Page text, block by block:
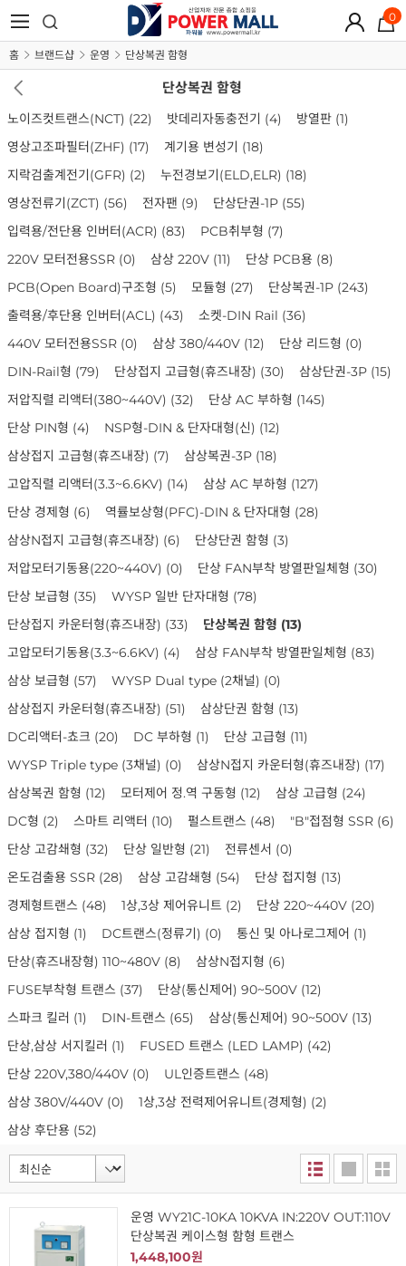
0
홈 브랜드샵 운영 단상복권 함형
단상복권 함형
노이즈컷트랜스(NCT) (22) 밧데리자동충전기 (4) 방열판 (1)
영상고조파필터(ZHF) (17) 계기용 변성기 (18)
지락검출계전기(GFR) (2) 누전경보기(ELD,ELR) (18)
영상전류기(ZCT) (56) 전자팬 (9) 단상단권-1P (55)
입력용/전단용 인버터(ACR) (83) PCB취부형 (7)
220V 모터전용SSR (0) 삼상 220V (11) 단상 PCB용 (8)
PCB(Open Board)구조형 (5) 모듈형 (27) 단상복권-1P (243)
출력용/후단용 인버터(ACL) (43) 소켓-DIN Rail (36)
440V 모터전용SSR (0) 삼상 380/440V (12) 단상 리드형 (0)
DIN-Rail형 (79) 단상접지 고급형(휴즈내장) (30) 삼상단권-3P (15)
저압직렬 리액터(380~440V) (32) 단상 AC 부하형 (145)
단상 PIN형 (4) NSP형-DIN & 단자대형(신) (12)
삼상접지 고급형(휴즈내장) (7) 삼상복권-3P (18)
고압직렬 리액터(3.3~6.6KV) (14) 삼상 AC 부하형 (127)
단상 경제형 (6) 역률보상형(PFC)-DIN & 단자대형 (28)
삼상N접지 고급형(휴즈내장) (6) 단상단권 함형 (3)
저압모터기동용(220~440V) (0) 단상 FAN부착 방열판일체형 (30)
단상 보급형 (35) WYSP 일반 단자대형 (78)
단상접지 카운터형(휴즈내장) (33) 단상복권 함형 (13)
고압모터기동용(3.3~6.6KV) (4) 삼상 FAN부착 방열판일체형 (83)
삼상 보급형 (57) WYSP Dual type (2채널) (0)
삼상접지 카운터형(휴즈내장) (51) 삼상단권 함형 (13)
DC리액터-쵸크 (20) DC 부하형 (1) 단상 고급형 (11)
WYSP Triple type (3채널) (0) 삼상N접지 카운터형(휴즈내장) (17)
삼상복권 함형 (12) 모터제어 정.역 구동형 (12) 삼상 고급형 (24)
DC형 (2) 스마트 리액터 (10) 펄스트랜스 (48) "B"접점형 SSR (6)
단상 고감쇄형 (32) 단상 일반형 (21) 전류센서 (0)
온도검출용 SSR (28) 삼상 고감쇄형 (54) 단상 접지형 (13)
경제형트랜스 (48) 1상,3상 제어유니트 (2) 단상 220~440V (20)
삼상 접지형 (1) DC트랜스(정류기) (0) 통신 및 아나로그제어 (1)
단상(휴즈내장형) 110~480V (8) 삼상N접지형 (6)
FUSE부착형 트랜스 (37) 단상(통신제어) 90~500V (12)
스파크 킬러 (1) DIN-트랜스 (65) 삼상(통신제어) 90~500V (13)
단상,삼상 서지킬러 (1) FUSED 트랜스 (LED LAMP) (42)
단상 220V,380/440V (0) UL인증트랜스 (48)
삼상 380V/440V (0) 1상,3상 전력제어유니트(경제형) (2)
삼상 후단용 (52)
운영 WY21C-10KA 10KVA IN:220V OUT:110V
단상복권 케이스형 함형 트랜스
1,448,100원